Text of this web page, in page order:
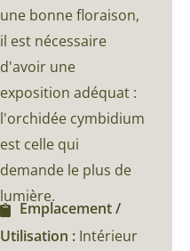
une bonne floraison,
il est nécessaire
d'avoir une
exposition adéquat :
l'orchidée cymbidium
est celle qui
demande le plus de
lumière.
Emplacement /
Utilisation : Intérieur